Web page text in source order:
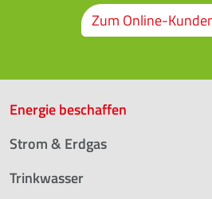
Zum Online-
Energie beschaffen
Strom & Erdgas
Trinkwasser